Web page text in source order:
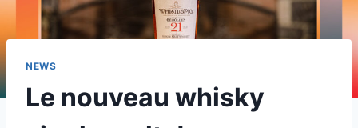
NEWS
Le nouveau whisky